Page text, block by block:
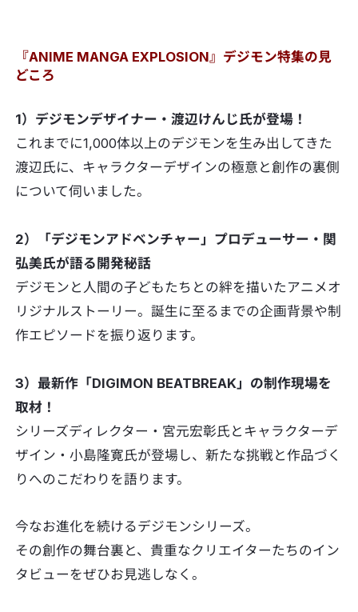
『ANIME MANGA EXPLOSION』デジモン特集の見
どころ
1）デジモンデザイナー・渡辺けんじ氏が登場！
これまでに1,000体以上のデジモンを生み出してきた
渡辺氏に、キャラクターデザインの極意と創作の裏側
について伺いました。
2）「デジモンアドベンチャー」プロデューサー・関
弘美氏が語る開発秘話
デジモンと人間の子どもたちとの絆を描いたアニメオ
リジナルストーリー。誕生に至るまでの企画背景や制
作エピソードを振り返ります。
3）最新作「DIGIMON BEATBREAK」の制作現場を
取材！
シリーズディレクター・宮元宏彰氏とキャラクターデ
ザイン・小島隆寛氏が登場し、新たな挑戦と作品づく
りへのこだわりを語ります。
今なお進化を続けるデジモンシリーズ。
その創作の舞台裏と、貴重なクリエイターたちのイン
タビューをぜひお見逃しなく。